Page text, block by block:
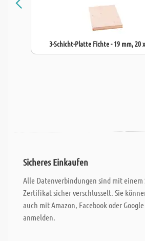
3-Schicht-Platte Fichte - 19 mm, 20
Sicheres Einkaufen
Alle Datenverbindungen sind mit einem
Zertifikat sicher verschlusselt. Sie
auch mit Amazon, Facebook oder
anmelden.